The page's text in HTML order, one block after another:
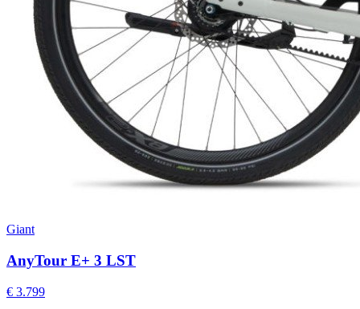
Giant
AnyTour E+ 3 LST
€ 3.799